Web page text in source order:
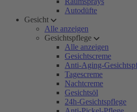
Autodüfte
Gesicht
Alle anzeigen
Gesichtspflege
Alle anzeigen
Gesichtscreme
Anti-Aging-
Tagescreme
Nachtcreme
Gesichtsöl
24h-Gesichtspflege